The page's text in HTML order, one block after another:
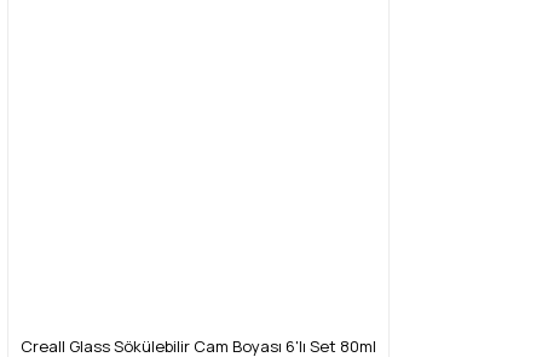
Creall Glass Sökülebilir Cam Boyası 6'lı Set 80ml